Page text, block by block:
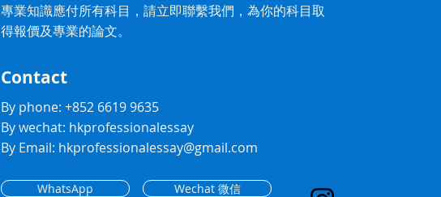
專業知識應付所有科目，請立即聯繫我們，為你的科目取
得報價及專業的論文。
Contact
By phone: +852 6619 9635
By wechat: hkprofessionalessay
By Email: hkprofessionalessay@gmail.com
WhatsApp Wechat 微信